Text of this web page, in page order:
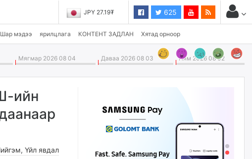
JPY 27.19₮ 625
Шар мэдээ ярилцлага КОНТЕНТ ЗАДЛАН Хятад орноор
Мягмар 2026 08 04 Даваа 2026 08 03 Ням 2026 08 02
ийн
,Үйл явдал